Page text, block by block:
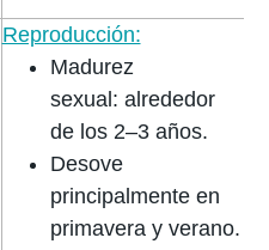
Reproducción:
Madurez
sexual: alrededor
de los 2–3 años.
Desove
principalmente en
primavera y verano.